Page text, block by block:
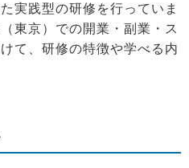
実践型の研修を行っていま
東京）での開業・副業・ス
て、研修の特徴や学べる内